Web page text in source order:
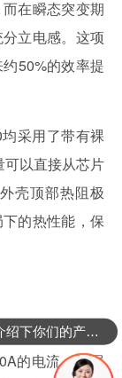
在瞬态突变期
立电感。这项
50%的效率提
采用了带有裸
以直接从芯片
壳顶部热阻极
的热性能，保
相评估板在
的电流，并展
可以介绍下你们的产品么